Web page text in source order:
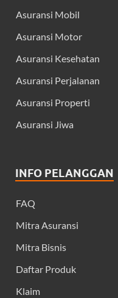
Asuransi Mobil
Asuransi Motor
Asuransi Kesehatan
Asuransi Perjalanan
Asuransi Properti
Asuransi Jiwa
INFO PELANGGAN
FAQ
Mitra Asuransi
Mitra Bisnis
Daftar Produk
Klaim